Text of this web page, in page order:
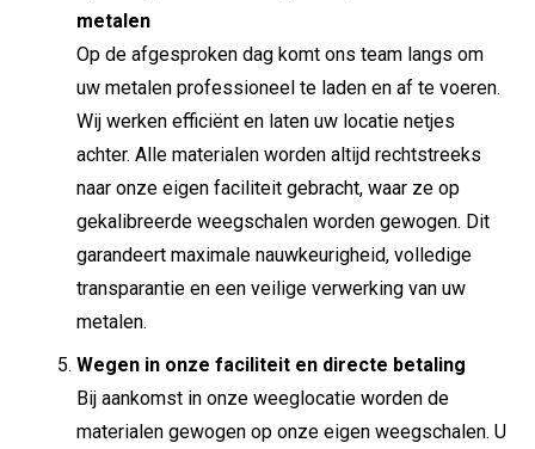
metalen
Op de afgesproken dag komt ons team langs om
uw metalen professioneel te laden en af te voeren.
Wij werken efficiënt en laten uw locatie netjes
achter. Alle materialen worden altijd rechtstreeks
naar onze eigen faciliteit gebracht, waar ze op
gekalibreerde weegschalen worden gewogen. Dit
garandeert maximale nauwkeurigheid, volledige
transparantie en een veilige verwerking van uw
metalen.
Wegen in onze faciliteit en directe betaling
Bij aankomst in onze weeglocatie worden de
materialen gewogen op onze eigen weegschalen. U